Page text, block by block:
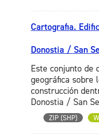
Cartografia.
Donostia / San
Este conjunto de
geográfica sobre
construcción
Donostia / San
ZIP (SHP)